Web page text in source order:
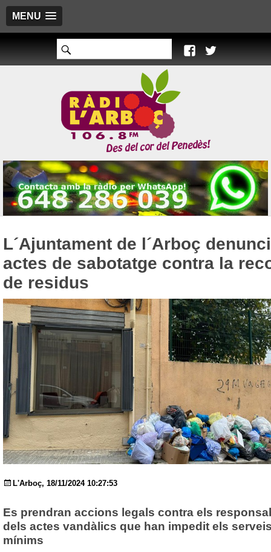
MENU
L´Ajuntament de l´Arboç
actes de sabotatge contra la
de residus
L'Arboç, 18/11/2024 10:27:53
Es prendran accions legals contra els
dels actes vandàlics que han impedit els
mínims